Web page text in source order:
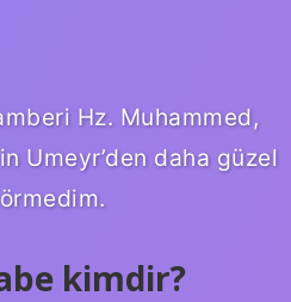
Hz. Muhammed,
Umeyr’den daha güzel
kimdir?